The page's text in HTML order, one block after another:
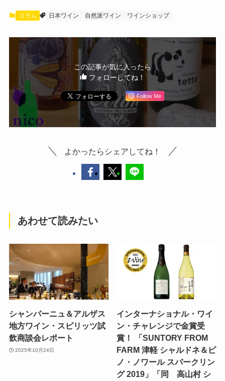
コラム 日本ワイン 自然派ワイン ワインショップ
この記事が気に入ったら
フォローしてね！
Follow Me
よかったらシェアしてね！
あわせて読みたい
シャンパーニュ＆アルザス
地方ワイン・スピリッツ試
飲商談会レポート
2025年10月24日
インターナショナル・ワイ
ン・チャレンジで金賞受
賞！ 「SUNTORY FROM
FARM 津軽 シャルドネ＆ピ
ノ・ノワール スパークリン
グ 2019」「同 高山村 シ